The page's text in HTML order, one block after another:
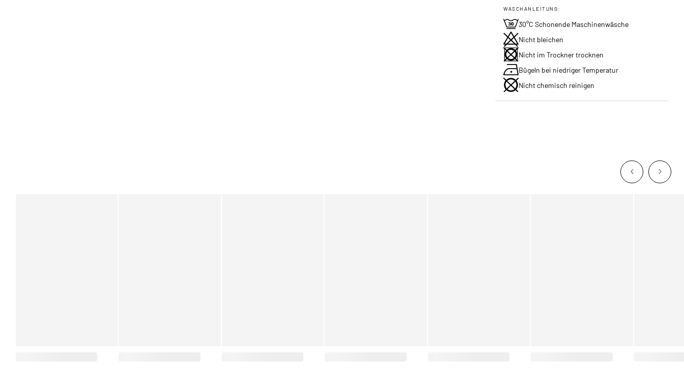
WASCHANLEITUNG:
30°C Schonende Maschinenwäsche
Nicht bleichen
Nicht im Trockner trocknen
Bügeln bei niedriger Temperatur
Nicht chemisch reinigen